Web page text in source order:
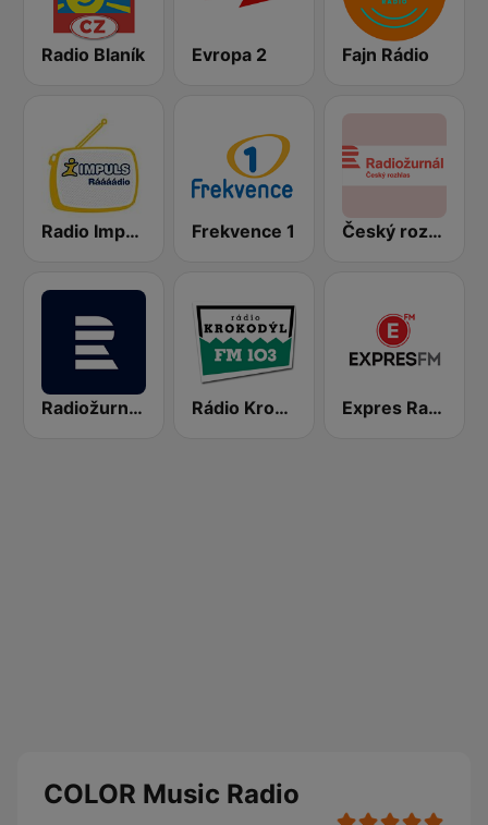
Radio Blaník Evropa 2 Fajn Rádio
Radio Impuls Frekvence 1 Český rozhlas Radiožurnál
Radiožurnál Sport Rádio Krokodýl FM Expres Radio
COLOR Music Radio